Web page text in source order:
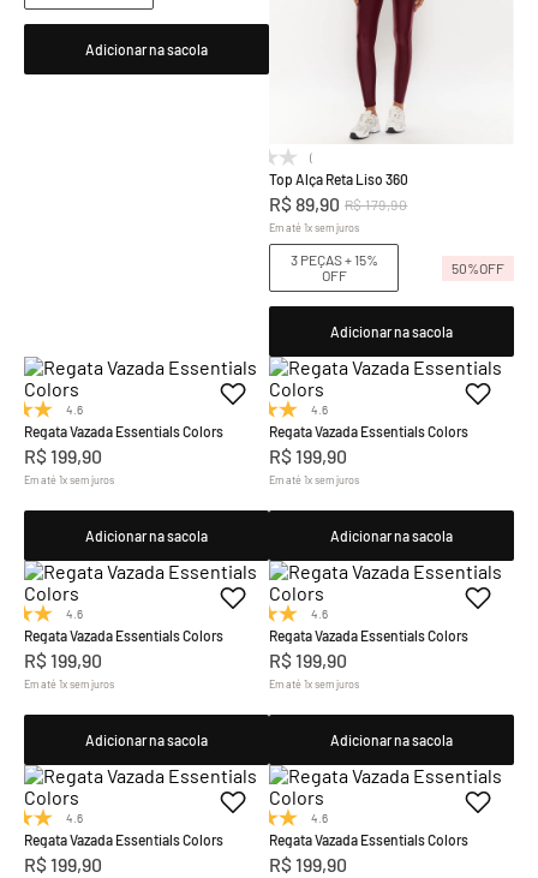
Adicionar na sacola
(0)
Top Alça Reta Liso 360
R$89,90 R$179,90
Em até1xsem juros
3 PEÇAS + 15%
OFF
50%OFF
Adicionar na sacola
4.6
Regata Vazada Essentials Colors
R$199,90
Em até1xsem juros
Adicionar na sacola
4.6
Regata Vazada Essentials Colors
R$199,90
Em até1xsem juros
Adicionar na sacola
4.6
Regata Vazada Essentials Colors
R$199,90
Em até1xsem juros
Adicionar na sacola
4.6
Regata Vazada Essentials Colors
R$199,90
Em até1xsem juros
Adicionar na sacola
4.6
Regata Vazada Essentials Colors
R$199,90
4.6
Regata Vazada Essentials Colors
R$199,90